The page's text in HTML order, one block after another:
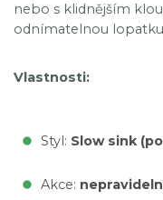
nebo s klidnějším
odnímatelnou
Vlastnosti:
Styl: Slow sink
Akce: